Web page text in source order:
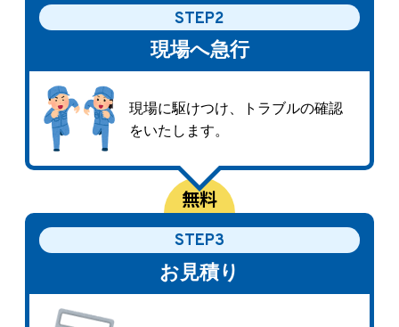
STEP2
現場へ急行
現場に駆けつけ、トラブルの確認
をいたします。
STEP3
お見積り